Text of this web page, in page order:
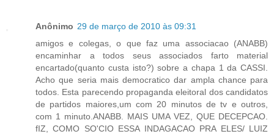
Anônimo 29 de março de 2010 às 09:31
amigos e colegas, o que faz uma associacao (ANABB)
encaminhar a todos seus associados farto material
encartado(quanto custa isto?) sobre a chapa 1 da CASSI.
Acho que seria mais democratico dar ampla chance para
todos. Esta parecendo propaganda eleitoral dos candidatos
de partidos maiores,um com 20 minutos de tv e outros,
com 1 minuto.ANABB. MAIS UMA VEZ, QUE DECEPCAO.
fIZ, COMO SO'CIO ESSA INDAGACAO PRA ELES/ LUIZ